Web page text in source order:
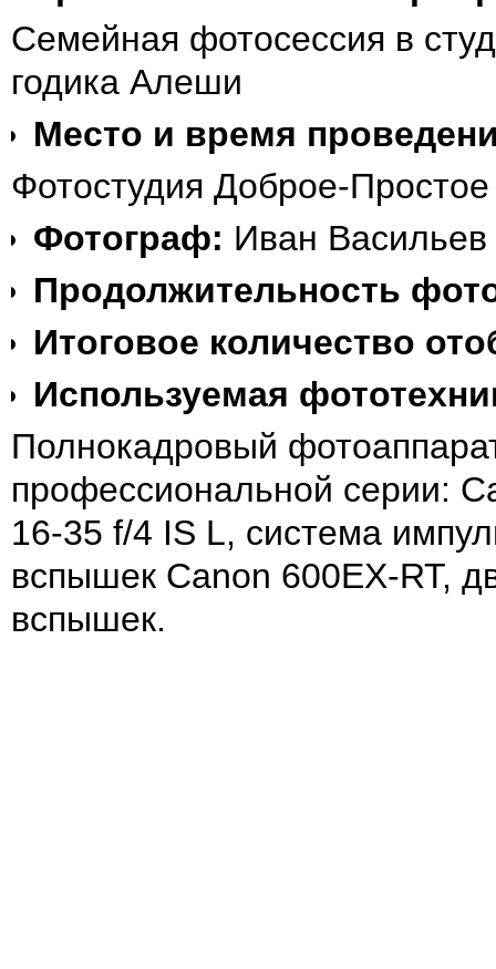
Семейная фотосессия в
годика Алеши
Место и время
Фотостудия Доброе-
Фотограф: Иван Васильев
Продолжительность
Итоговое количество
Используемая
Полнокадровый
профессиональной серии:
16-35 f/4 IS L, система
вспышек Canon 600EX-RT,
вспышек.